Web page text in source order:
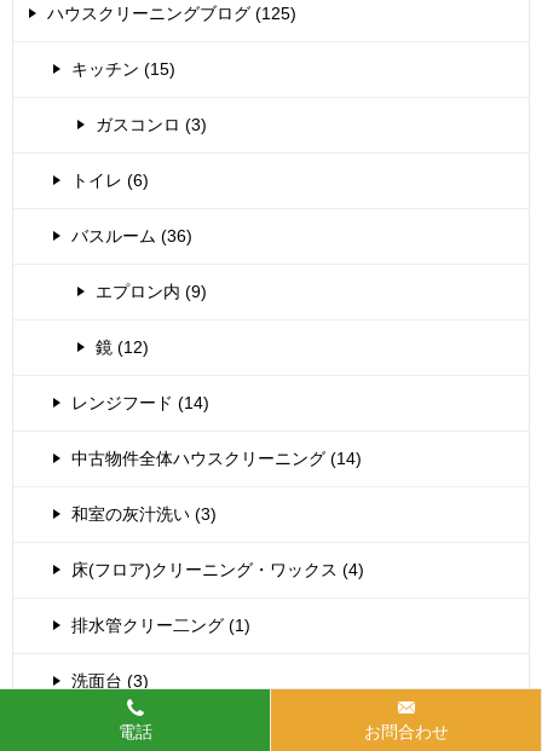
ハウスクリーニングブログ (125)
キッチン (15)
ガスコンロ (3)
トイレ (6)
バスルーム (36)
エプロン内 (9)
鏡 (12)
レンジフード (14)
中古物件全体ハウスクリーニング (14)
和室の灰汁洗い (3)
床(フロア)クリーニング・ワックス (4)
排水管クリー二ング (1)
洗面台 (3)
浴室乾燥機清掃 (40)
電話 お問合わせ